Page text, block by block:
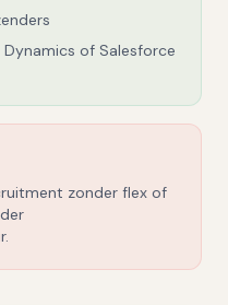
of Salesforce
zonder flex of